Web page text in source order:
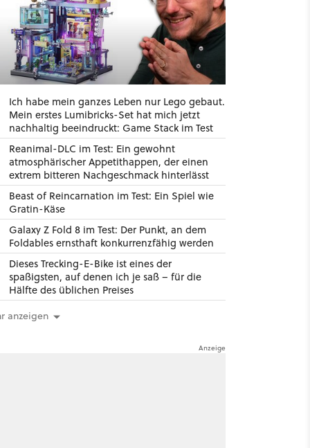
Ich habe mein ganzes Leben nur Lego gebaut.
Mein erstes Lumibricks-Set hat mich jetzt
nachhaltig beeindruckt: Game Stack im Test
Reanimal-DLC im Test: Ein gewohnt
atmosphärischer Appetithappen, der einen
extrem bitteren Nachgeschmack hinterlässt
Beast of Reincarnation im Test: Ein Spiel wie
Gratin-Käse
Galaxy Z Fold 8 im Test: Der Punkt, an dem
Foldables ernsthaft konkurrenzfähig werden
Dieses Trecking-E-Bike ist eines der
spaßigsten, auf denen ich je saß – für die
Hälfte des üblichen Preises
anzeigen